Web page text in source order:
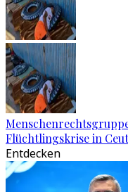
Flüchtlingskrise in
Entdecken